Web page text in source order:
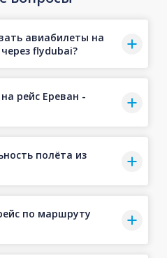
авиабилеты на
flydubai?
рейс Ереван -
полёта из
по маршруту